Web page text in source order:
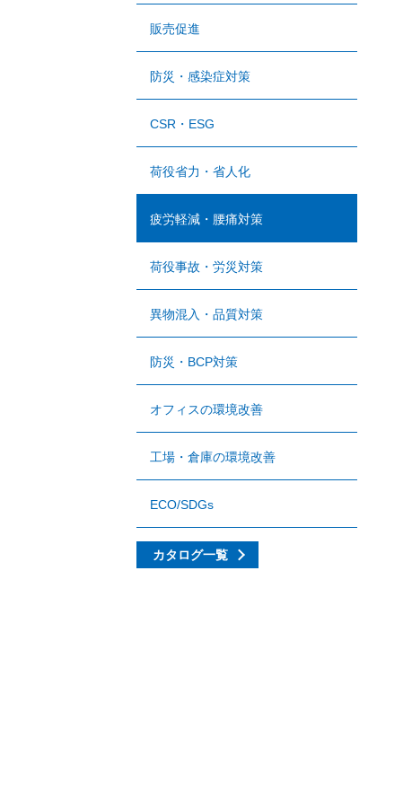
販売促進
防災・感染症対策
CSR・ESG
荷役省力・省人化
疲労軽減・腰痛対策
荷役事故・労災対策
異物混入・品質対策
防災・BCP対策
オフィスの環境改善
工場・倉庫の環境改善
ECO/SDGs
カタログ一覧